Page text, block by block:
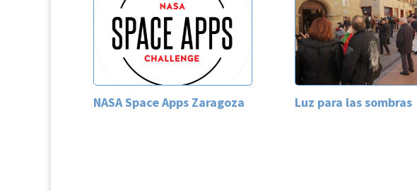
NASA Space Apps Zaragoza Luz para las sombras